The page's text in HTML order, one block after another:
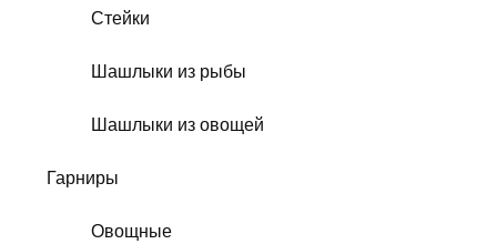
Стейки
Шашлыки из рыбы
Шашлыки из овощей
Гарниры
Овощные